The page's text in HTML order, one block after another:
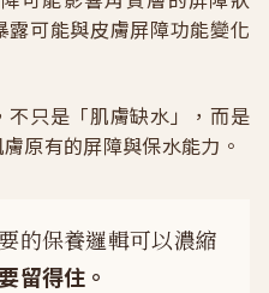
可能與皮膚屏障功能變化
不只是「肌膚缺水」，而是
原有的屏障與保水能力。
的保養邏輯可以濃縮
留得住。